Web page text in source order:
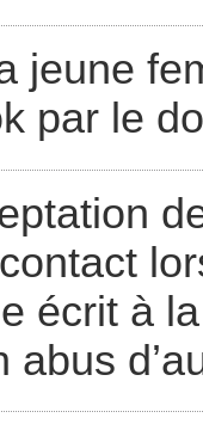
jeune
par le
écrit à
abus